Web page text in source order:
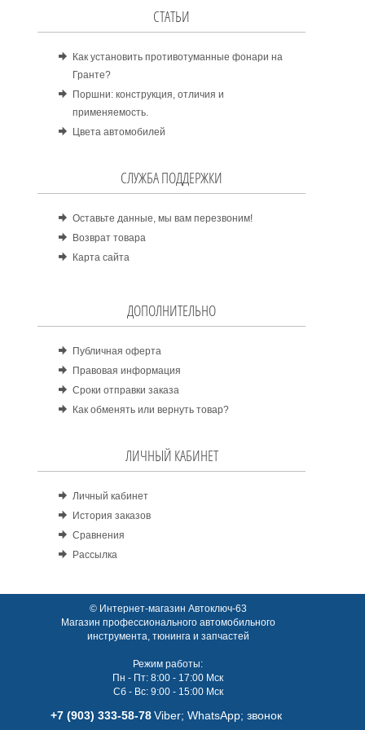
СТАТЬИ
Как установить противотуманные фонари на
Гранте?
Поршни: конструкция, отличия и
применяемость.
Цвета автомобилей
СЛУЖБА ПОДДЕРЖКИ
Оставьте данные, мы вам перезвоним!
Возврат товара
Карта сайта
ДОПОЛНИТЕЛЬНО
Публичная оферта
Правовая информация
Сроки отправки заказа
Как обменять или вернуть товар?
ЛИЧНЫЙ КАБИНЕТ
Личный кабинет
История заказов
Сравнения
Рассылка
© Интернет-магазин Автоключ-63
Магазин профессионального автомобильного
инструмента, тюнинга и запчастей
Режим работы:
Пн - Пт: 8:00 - 17:00 Мск
Сб - Вс: 9:00 - 15:00 Мск
+7 (903) 333-58-78 Viber; WhatsАpp; звонок